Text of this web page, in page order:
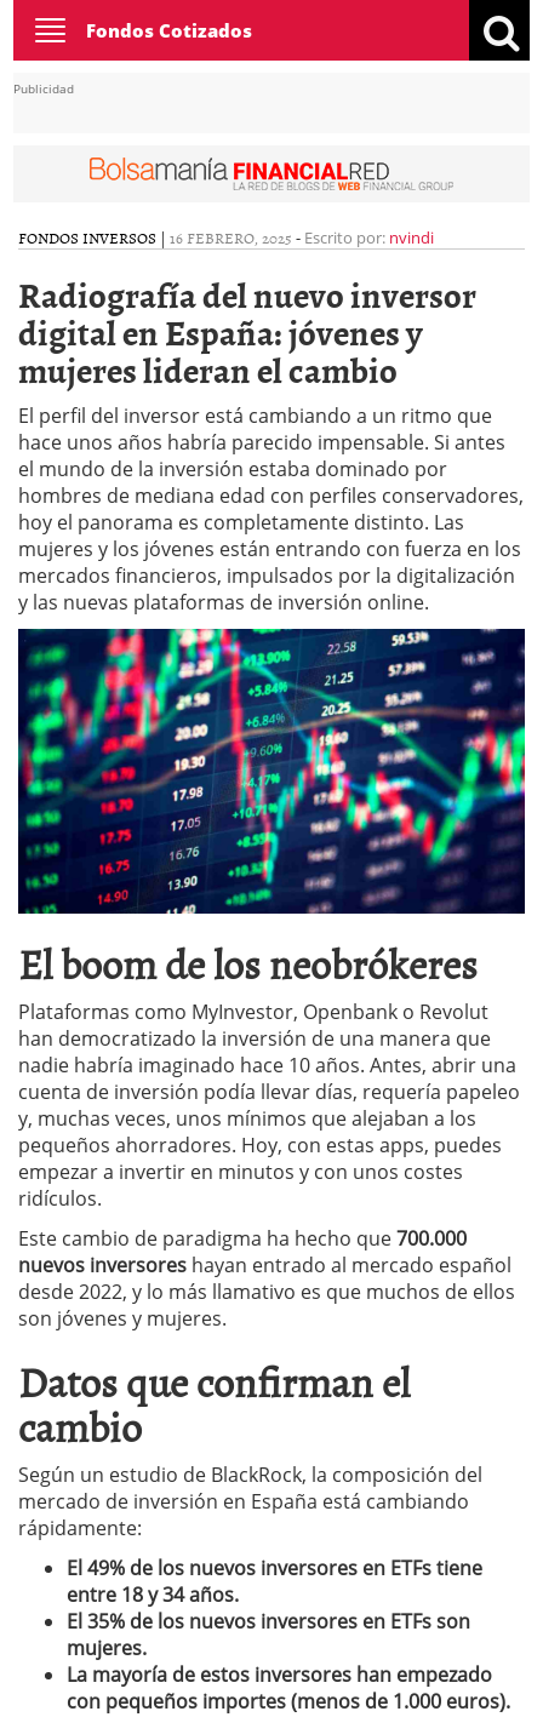
Toggle
navigation
Fondos Cotizados
Publicidad
FONDOS INVERSOS | 16 FEBRERO, 2025 - Escrito por: nvindi
Radiografía del nuevo inversor
digital en España: jóvenes y
mujeres lideran el cambio
El perfil del inversor está cambiando a un ritmo que
hace unos años habría parecido impensable. Si antes
el mundo de la inversión estaba dominado por
hombres de mediana edad con perfiles conservadores,
hoy el panorama es completamente distinto. Las
mujeres y los jóvenes están entrando con fuerza en los
mercados financieros, impulsados por la digitalización
y las nuevas plataformas de inversión online.
El boom de los neobrókeres
Plataformas como MyInvestor, Openbank o Revolut
han democratizado la inversión de una manera que
nadie habría imaginado hace 10 años. Antes, abrir una
cuenta de inversión podía llevar días, requería papeleo
y, muchas veces, unos mínimos que alejaban a los
pequeños ahorradores. Hoy, con estas apps, puedes
empezar a invertir en minutos y con unos costes
ridículos.
Este cambio de paradigma ha hecho que700.000
nuevos inversores hayan entrado al mercado español
desde 2022, y lo más llamativo es que muchos de ellos
son jóvenes y mujeres.
Datos que confirman el
cambio
Según un estudio de BlackRock, la composición del
mercado de inversión en España está cambiando
rápidamente:
El 49% de los nuevos inversores en ETFs tiene
entre 18 y 34 años.
El 35% de los nuevos inversores en ETFs son
mujeres.
La mayoría de estos inversores han empezado
con pequeños importes (menos de 1.000 euros).